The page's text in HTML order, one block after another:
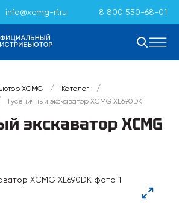
info@xcmg-rf.ru 8 800 550-68-01
XCMG / Каталог /
Гусеничный экскаватор XCMG XE690DK
экскаватор XCMG